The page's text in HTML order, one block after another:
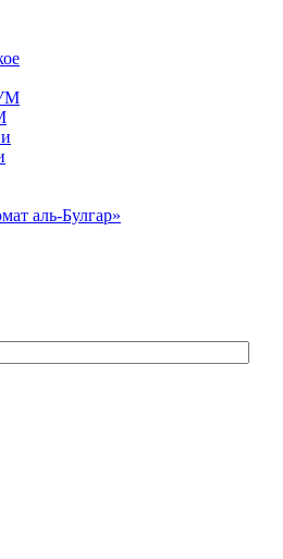
аль-Булгар»